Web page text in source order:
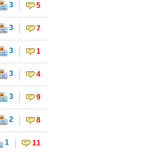
3 5
3 7
3 1
3 4
3 9
2 8
1 11